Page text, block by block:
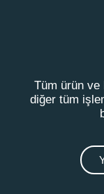
Tüm ürün
diğer tüm